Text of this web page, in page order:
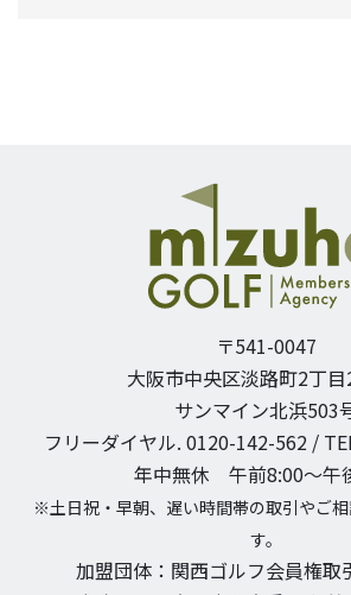
〒541-0047
大阪市中央区淡路町2丁
サンマイン北浜503
フリーダイヤル. 0120-142-562 /
年中無休 午前8:00〜午
※土日祝・早朝、遅い時間帯の取引やご
す。
加盟団体：関西ゴルフ会員権取